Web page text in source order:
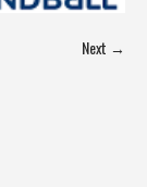
Next →